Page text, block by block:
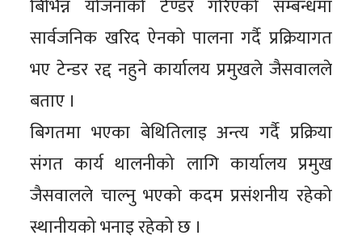
बिभिन्न योजनाको टेण्डर गरिएको सम्बन्धमा
सार्वजनिक खरिद ऐनको पालना गर्दै प्रक्रियागत
भए टेन्डर रद्द नहुने कार्यालय प्रमुखले जैसवालले
बताए ।
बिगतमा भएका बेथितिलाइ अन्त्य गर्दै प्रक्रिया
संगत कार्य थालनीको लागि कार्यालय प्रमुख
जैसवालले चाल्नु भएको कदम प्रसंशनीय रहेको
स्थानीयको भनाइ रहेको छ ।